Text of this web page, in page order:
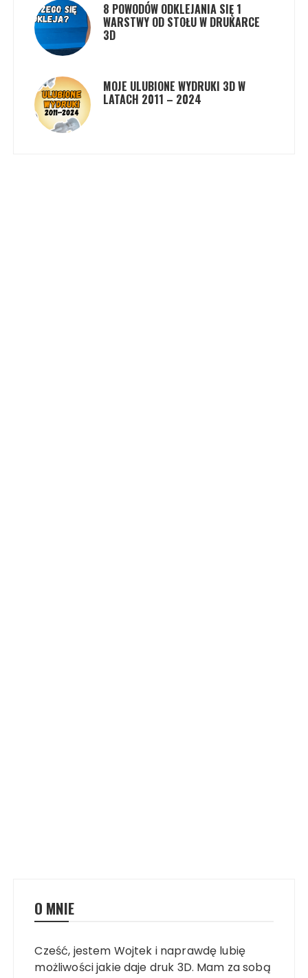
8 POWODÓW ODKLEJANIA SIĘ 1
WARSTWY OD STOŁU W DRUKARCE
3D
MOJE ULUBIONE WYDRUKI 3D W
LATACH 2011 – 2024
O MNIE
Cześć, jestem Wojtek i naprawdę lubię
możliwości jakie daje druk 3D. Mam za sobą